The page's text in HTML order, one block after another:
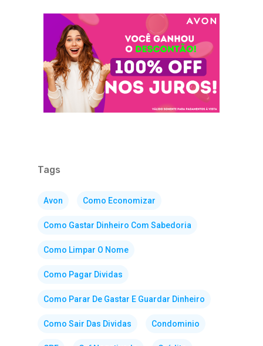
Tags
Avon Como Economizar
Como Gastar Dinheiro Com Sabedoria
Como Limpar O Nome
Como Pagar Dividas
Como Parar De Gastar E Guardar Dinheiro
Como Sair Das Dividas Condominio